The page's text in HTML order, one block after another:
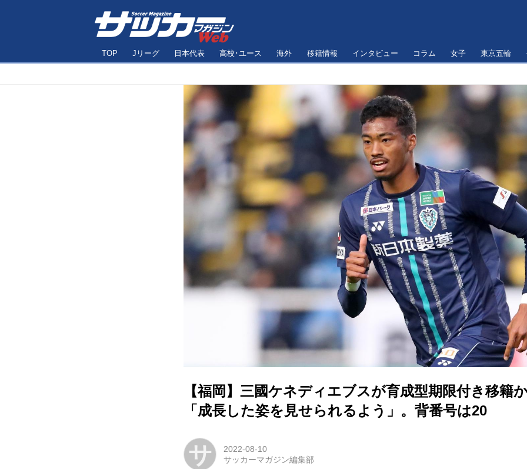
TOP Jリーグ 日本代表 高校･ユース 海外 移籍情報 インタビュー コラム 女子 東京五輪
【福岡】三國ケネディエブスが育成型期限付き移籍
「成長した姿を見せられるよう」。背番号は20
サ
2022-08-10
サッカーマガジン編集部